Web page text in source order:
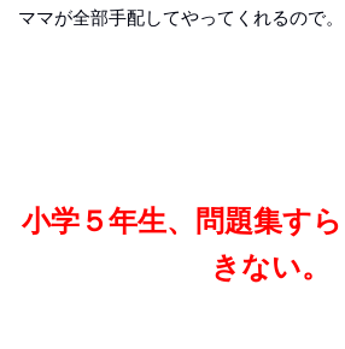
ママが全部手配してやってくれるので。
小学５年生、問題集す
きない。